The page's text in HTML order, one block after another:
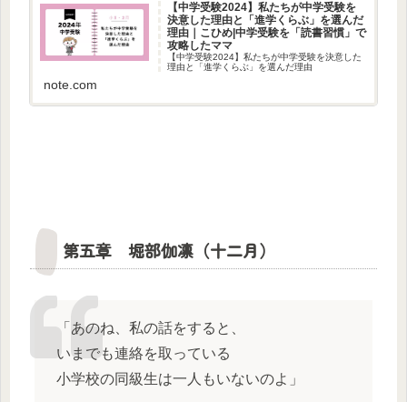
【中学受験2024】私たちが中学受験を
決意した理由と「進学くらぶ」を選んだ
理由｜こひめ|中学受験を「読書習慣」で
攻略したママ
【中学受験2024】私たちが中学受験を決意した
理由と「進学くらぶ」を選んだ理由
note.com
第五章 堀部伽凛（十二月）
「あのね、私の話をすると、
いまでも連絡を取っている
小学校の同級生は一人もいないのよ」